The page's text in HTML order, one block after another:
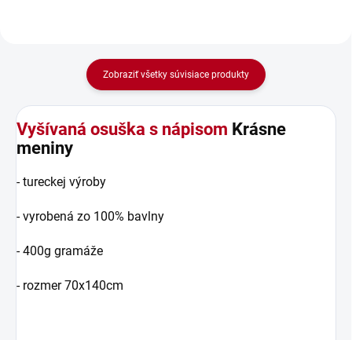
Zobraziť všetky súvisiace produkty
Vyšívaná osuška s nápisom Krásne
meniny
- tureckej výroby
- vyrobená zo 100% bavlny
- 400g gramáže
- rozmer 70x140cm